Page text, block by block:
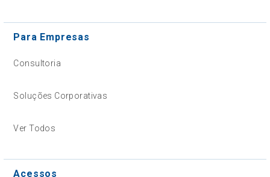
Para Empresas
Consultoria
Soluções Corporativas
Ver Todos
Acessos